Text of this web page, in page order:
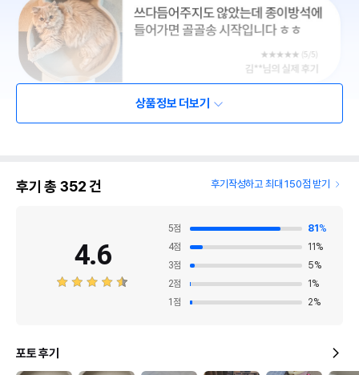
상품정보 더보기
후기 총 352건 후기작성하고 최대 150점 받기
4.6
5점 81 %
4점 11 %
3점 5%
2점 1 %
1 점 2%
포토 후기